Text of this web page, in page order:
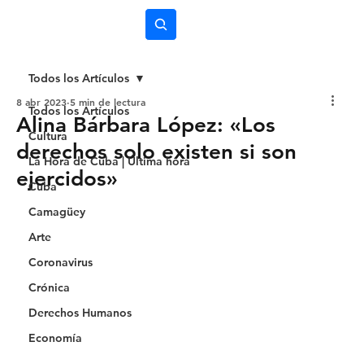
Todos los Artículos
Cultura
La Hora de Cuba | Última hora
Cuba
Camagüey
Arte
Coronavirus
Crónica
Derechos Humanos
Economía
Todos los Artículos
Alina Bárbara López: «Los
derechos solo existen si son
ejercidos»
8 abr 2023 5 min de lectura